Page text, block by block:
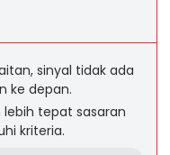
sinyal tidak ada
ke depan.
lebih tepat sasaran
kriteria.